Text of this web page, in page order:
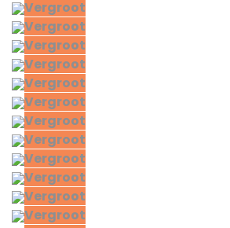
Vergroot
Vergroot
Vergroot
Vergroot
Vergroot
Vergroot
Vergroot
Vergroot
Vergroot
Vergroot
Vergroot
Vergroot